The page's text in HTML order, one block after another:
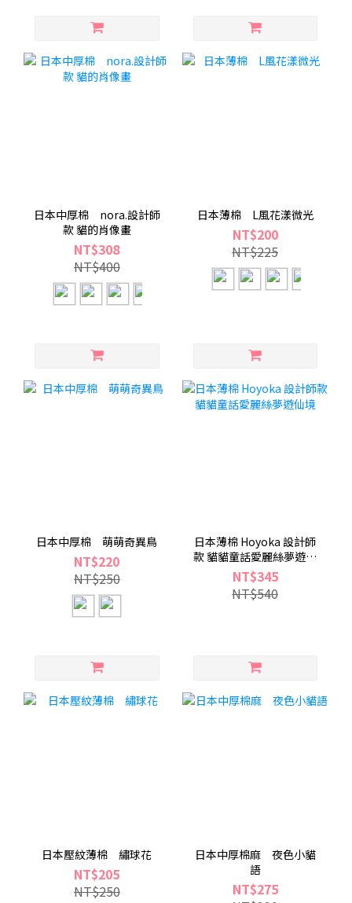
日本中厚棉 nora.設計師
款 貓的肖像畫
NT$308
NT$400
日本薄棉 L風花漾微光
NT$200
NT$225
日本中厚棉 萌萌奇異鳥
NT$220
NT$250
日本薄棉 Hoyoka 設計師
款 貓貓童話愛麗絲夢遊仙
境
NT$345
NT$540
日本壓紋薄棉 繡球花
NT$205
NT$250
日本中厚棉麻 夜色小貓
語
NT$275